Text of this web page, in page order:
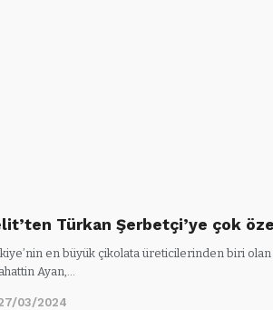
Türkan Şerbetçi’ye çok
en büyük çikolata üreticilerinden biri olan
Ayan,…
03/2024